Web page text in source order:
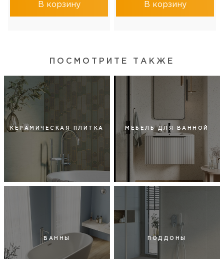
В корзину В корзину
ПОСМОТРИТЕ ТАКЖЕ
КЕРАМИЧЕСКАЯ ПЛИТКА МЕБЕЛЬ ДЛЯ ВАННОЙ
ВАННЫ ПОДДОНЫ